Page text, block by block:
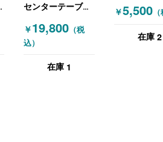
センターテーブ
ル 木目（ナチュラ
ル）
￥19,800（税
込）
在庫 1
ル）
￥5,500（
在庫 2